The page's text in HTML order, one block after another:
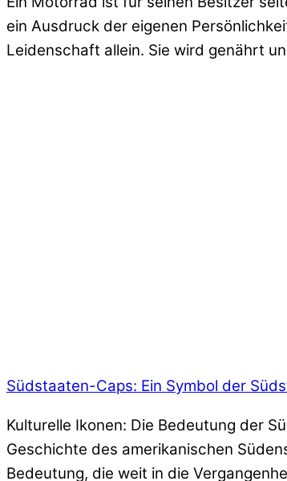
ein Ausdruck der eigenen
Leidenschaft allein. Sie wird genährt
Südstaaten-Caps: Ein Symbol der
Kulturelle Ikonen: Die Bedeutung der
Geschichte des amerikanischen
Bedeutung, die weit in die